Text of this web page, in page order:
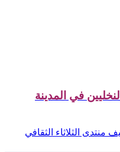
في المدينة
الثلاثاء الثقافي